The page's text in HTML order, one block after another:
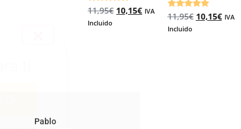
Valorado
4.92
de 5
11,95€ 10,15€ IVA
Incluido
Valorado
4.83
de 5
11,95€ 10,15€ IVA
Incluido
Pablo